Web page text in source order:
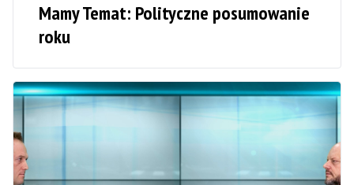
Mamy Temat: Polityczne posumowanie
roku